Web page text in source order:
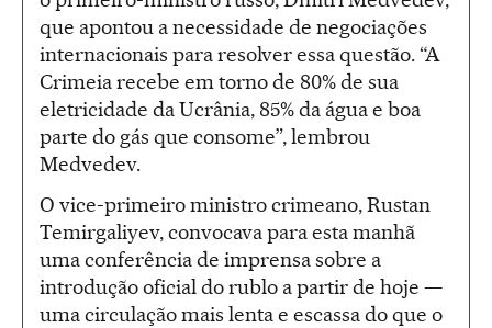
que apontou a necessidade de negociações
internacionais para resolver essa questão. “A
Crimeia recebe em torno de 80% de sua
eletricidade da Ucrânia, 85% da água e boa
parte do gás que consome”, lembrou
Medvedev.
O vice-primeiro ministro crimeano, Rustan
Temirgaliyev, convocava para esta manhã
uma conferência de imprensa sobre a
introdução oficial do rublo a partir de hoje —
uma circulação mais lenta e escassa do que o